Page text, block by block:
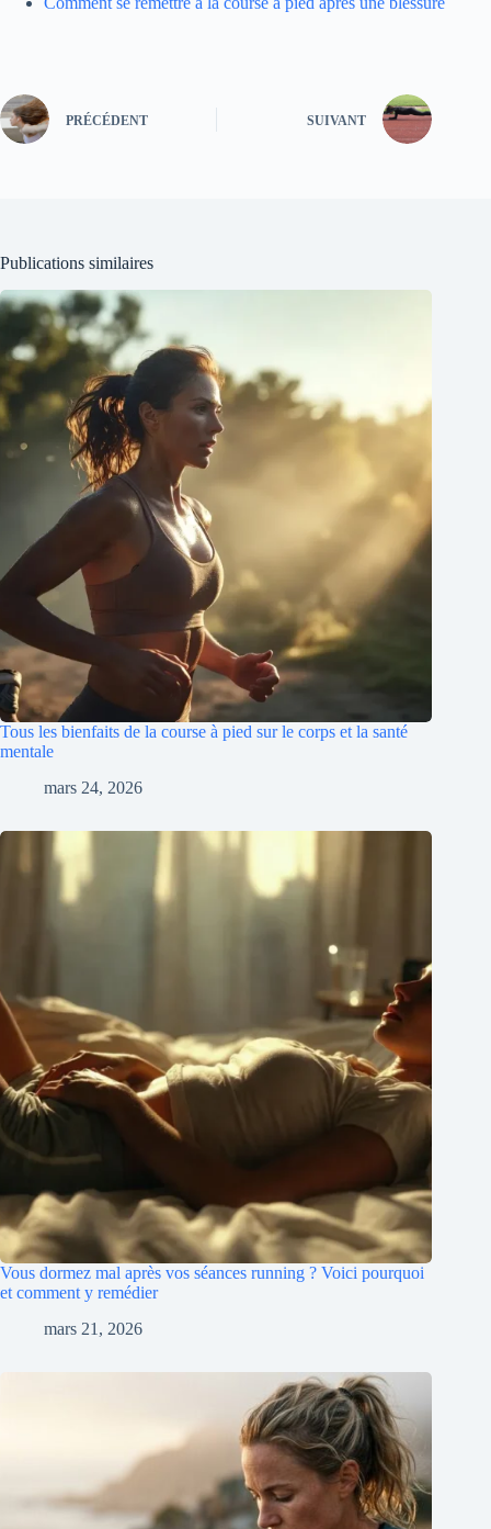
PRÉCÉDENT SUIVANT
Publications similaires
Tous les bienfaits de la course à pied sur le corps et la santé
mentale
mars 24, 2026
Vous dormez mal après vos séances running ? Voici pourquoi
et comment y remédier
mars 21, 2026